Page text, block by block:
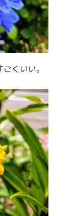
くいい。